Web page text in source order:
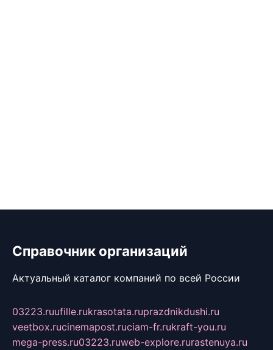
Справочник организаций
Актуальный каталог компаний по всей России
03223.ruufille.rukrasotata.ruprazdnikdushi.ru
veetbox.rucinemapost.ruciam-fr.rukraft-you.ru
mega-press.ru03223.ruweb-explore.rurastenuya.ru